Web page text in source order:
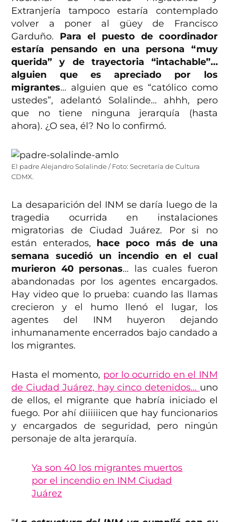
Extranjería tampoco estaría contemplado
volver a poner al güey de Francisco
Garduño. Para el puesto de coordinador
estaría pensando en una persona “muy
querida” y de trayectoria “intachable”…
alguien que es apreciado por los
migrantes… alguien que es “católico como
ustedes”, adelantó Solalinde… ahhh, pero
que no tiene ninguna jerarquía (hasta
ahora). ¿O sea, él? No lo confirmó.
El padre Alejandro Solalinde / Foto: Secretaría de Cultura
CDMX.
La desaparición del INM se daría luego de la
tragedia ocurrida en instalaciones
migratorias de Ciudad Juárez. Por si no
están enterados, hace poco más de una
semana sucedió un incendio en el cual
murieron 40 personas… las cuales fueron
abandonadas por los agentes encargados.
Hay video que lo prueba: cuando las llamas
crecieron y el humo llenó el lugar, los
agentes del INM huyeron dejando
inhumanamente encerrados bajo candado a
los migrantes.
Hasta el momento, por lo ocurrido en el INM
de Ciudad Juárez, hay cinco detenidos… uno
de ellos, el migrante que habría iniciado el
fuego. Por ahí diiiiiicen que hay funcionarios
y encargados de seguridad, pero ningún
personaje de alta jerarquía.
Ya son 40 los migrantes muertos
por el incendio en INM Ciudad
Juárez